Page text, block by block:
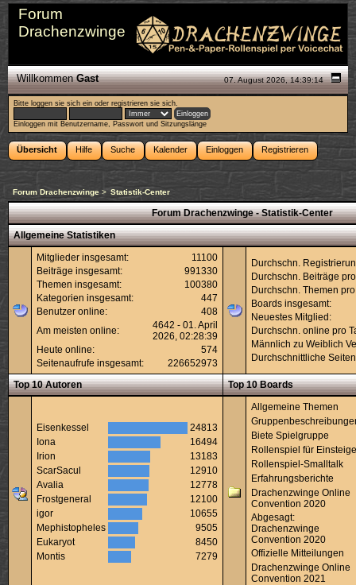
Forum
Drachenzwinge
07. August 2026, 14:39:14
WillkommenGast
Bitte loggen sie sich ein oderregistrieren sie sich.
Einloggen mit Benutzername, Passwort und Sitzungslänge
Übersicht Hilfe Suche Kalender Einloggen Registrieren
Forum Drachenzwinge > Statistik-Center
Forum Drachenzwinge - Statistik-Center
Allgemeine Statistiken
Mitglieder insgesamt:
11100
Beiträge insgesamt:
991330
Themen insgesamt:
100380
Kategorien insgesamt:
447
Benutzer online:
408
Am meisten online:
4642 - 01. April
2026, 02:28:39
Heute online:
574
Seitenaufrufe insgesamt:
226652973
Durchschn.
Durchschn. Beiträge
Durchschn. Themen
Boards insgesamt:
Neuestes Mitglied:
Durchschn. online pro
Männlich zu Weiblich
Durchschnittliche
Top 10 Autoren Top 10 Boards
Eisenkessel
24813
Iona
16494
Irion
13183
ScarSacul
12910
Avalia
12778
Frostgeneral
12100
igor
10655
Mephistopheles
9505
Eukaryot
8450
Montis
7279
Allgemeine Themen
Biete Spielgruppe
Rollenspiel für
Rollenspiel-Smalltalk
Erfahrungsberichte
Drachenzwinge Online
Convention 2020
Abgesagt:
Drachenzwinge
Convention 2020
Offizielle Mitteilungen
Drachenzwinge Online
Convention 2021